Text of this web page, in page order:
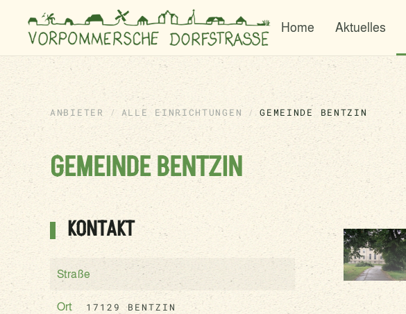
Home Aktuelles
ANBIETER ALLE EINRICHTUNGEN GEMEINDE BENTZIN
GEMEINDE BENTZIN
KONTAKT
Straße
Ort 17129 BENTZIN